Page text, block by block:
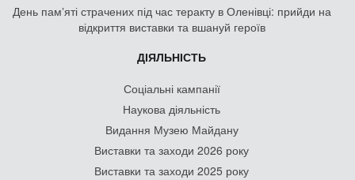
День памʼяті страчених під час теракту в Оленівці: прийди на
відкриття виставки та вшануй героїв
ДІЯЛЬНІСТЬ
Соціальні кампанії
Наукова діяльність
Видання Музею Майдану
Виставки та заходи 2026 року
Виставки та заходи 2025 року